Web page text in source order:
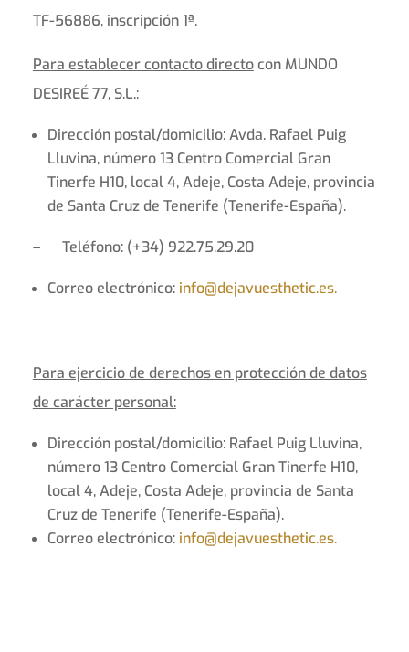
TF-56886, inscripción 1ª.
Para establecer contacto directocon MUNDO
DESIREÉ 77, S.L.:
Dirección postal/domicilio: Avda. Rafael Puig
Lluvina, número 13 Centro Comercial Gran
Tinerfe H10, local 4, Adeje, Costa Adeje, provincia
de Santa Cruz de Tenerife (Tenerife-España).
– Teléfono: (+34) 922.75.29.20
Correo electrónico: info@dejavuesthetic.es.
Para ejercicio de derechos en protección de datos
de carácter personal:
Dirección postal/domicilio: Rafael Puig Lluvina,
número 13 Centro Comercial Gran Tinerfe H10,
local 4, Adeje, Costa Adeje, provincia de Santa
Cruz de Tenerife (Tenerife-España).
Correo electrónico: info@dejavuesthetic.es.